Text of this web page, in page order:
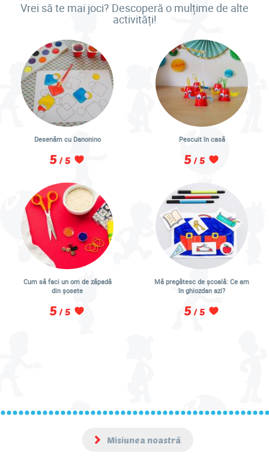
Vrei să te mai joci? Descoperă o mulțime de alte
activități!
Desenăm cu Danonino
5 / 5
Pescuit în casă
5 / 5
Cum să faci un om de zăpadă
din șosete
5 / 5
Mă pregătesc de școală: Ce am
în ghiozdan azi?
5 / 5
Misiunea noastră